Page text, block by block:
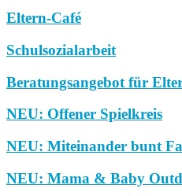
Eltern-Café
Schulsozialarbeit
Beratungsangebot für
NEU: Offener Spielkreis
NEU: Miteinander bunt
NEU: Mama & Baby